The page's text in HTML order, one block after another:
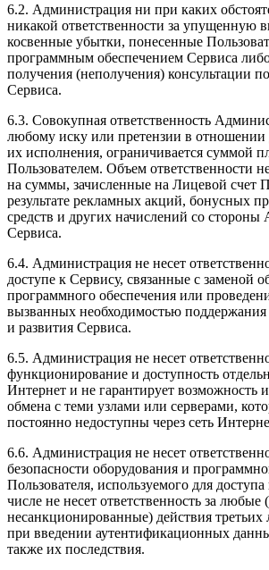
6.2. Администрация ни при каких
никакой ответственности за упущенную
косвенные убытки, понесенные
программным обеспечением Сервиса либо
получения (неполучения) консультации
Сервиса.
6.3. Совокупная ответственность
любому иску или претензии в
их исполнения, ограничивается суммой
Пользователем. Объем ответственности
на суммы, зачисленные на Лицевой счет
результате рекламных акций, бонусных
средств и других начислений со
Сервиса.
6.4. Администрация не несет
доступе к Сервису, связанные с заменой
программного обеспечения или
вызванных необходимостью поддержания
и развития Сервиса.
6.5. Администрация не несет
функционирование и доступность
Интернет и не гарантирует возможность
обмена с теми узлами или серверами,
постоянно недоступны через сеть
6.6. Администрация не несет
безопасности оборудования и
Пользователя, используемого для
числе не несет ответственность за любые
несанкционированные) действия
при введении аутентификационных
также их последствия.